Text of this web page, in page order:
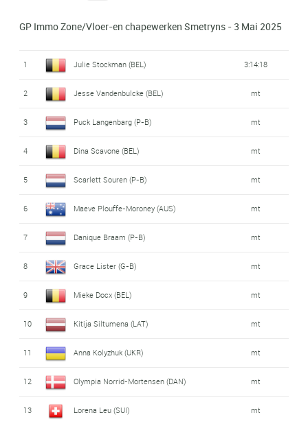
GP Immo Zone/Vloer-en chapewerken Smetryns - 3 Mai 2025
1 Julie Stockman (BEL) 3:14:18
2 Jesse Vandenbulcke (BEL) mt
3 Puck Langenbarg (P-B) mt
4 Dina Scavone (BEL) mt
5 Scarlett Souren (P-B) mt
6 Maeve Plouffe-Moroney (AUS) mt
7 Danique Braam (P-B) mt
8 Grace Lister (G-B) mt
9 Mieke Docx (BEL) mt
10 Kitija Siltumena (LAT) mt
11 Anna Kolyzhuk (UKR) mt
12 Olympia Norrid-Mortensen (DAN) mt
13 Lorena Leu (SUI) mt